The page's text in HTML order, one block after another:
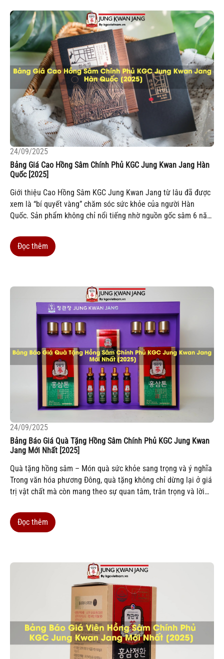
24/09/2025
Bảng Giá Cao Hồng Sâm Chính Phủ KGC Jung Kwan Jang Hàn
Quốc [2025]
Giới thiệu Cao Hồng Sâm KGC Jung Kwan Jang từ lâu đã được
xem là “bí quyết vàng” chăm sóc sức khỏe của người Hàn
Quốc. Sản phẩm không chỉ nổi tiếng nhờ nguồn gốc sâm 6 năm
đảm bảo...
Đọc thêm
24/09/2025
Bảng Báo Giá Quà Tặng Hồng Sâm Chính Phủ KGC Jung Kwan
Jang Mới Nhất [2025]
Quà tặng hồng sâm – Món quà sức khỏe sang trọng và ý nghĩa
Trong văn hóa phương Đông, quà tặng không chỉ dừng lại ở giá
trị vật chất mà còn mang theo sự quan tâm, trân trọng và lời
tặng...
Đọc thêm